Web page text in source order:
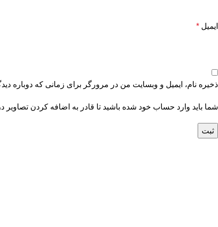
ایمیل *
ذخیره نام، ایمیل و وبسایت من در مرورگر برای زمانی که دوباره
شما باید وارد حساب خود شده باشید تا قادر به اضافه کردن تصاویر